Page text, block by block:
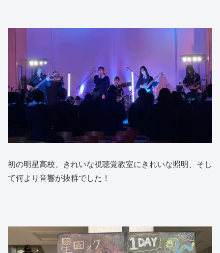
初の明星高校、きれいな視聴覚教室にきれいな照明、そし
て何より音響が抜群でした！